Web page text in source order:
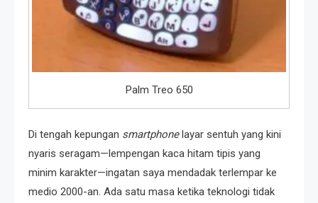
Palm Treo 650
Di tengah kepungan smartphonelayar sentuh yang kini
nyaris seragam—lempengan kaca hitam tipis yang
minim karakter—ingatan saya mendadak terlempar ke
medio 2000-an. Ada satu masa ketika teknologi tidak